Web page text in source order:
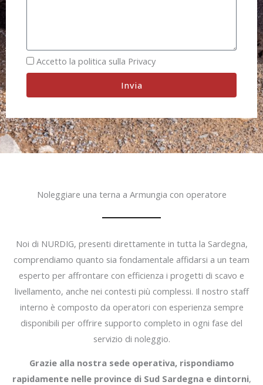
Accetto la politica sulla Privacy
Invia
Noleggiare una terna a Armungia con operatore
Noi di NURDIG, presenti direttamente in tutta la Sardegna,
comprendiamo quanto sia fondamentale affidarsi a un team
esperto per affrontare con efficienza i progetti di scavo e
livellamento, anche nei contesti più complessi. Il nostro staff
interno è composto da operatori con esperienza sempre
disponibili per offrire supporto completo in ogni fase del
servizio di noleggio.
Grazie alla nostra sede operativa, rispondiamo
rapidamente nelle province di Sud Sardegna e dintorni,